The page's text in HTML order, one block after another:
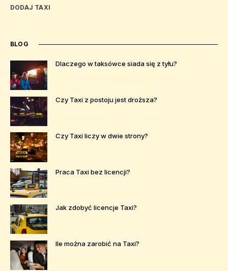
DODAJ TAXI
BLOG
Dlaczego w taksówce siada się z tyłu?
Czy Taxi z postoju jest droższa?
Czy Taxi liczy w dwie strony?
Praca Taxi bez licencji?
Jak zdobyć licencje Taxi?
Ile można zarobić na Taxi?